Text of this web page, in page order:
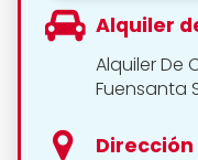
Alquiler
Alquiler De
Fuensanta
Dirección